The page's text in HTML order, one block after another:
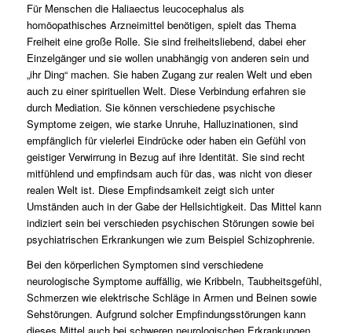
Für Menschen die Haliaectus leucocephalus als
homöopathisches Arzneimittel benötigen, spielt das Thema
Freiheit eine große Rolle. Sie sind freiheitsliebend, dabei eher
Einzelgänger und sie wollen unabhängig von anderen sein und
„ihr Ding“ machen. Sie haben Zugang zur realen Welt und eben
auch zu einer spirituellen Welt. Diese Verbindung erfahren sie
durch Mediation. Sie können verschiedene psychische
Symptome zeigen, wie starke Unruhe, Halluzinationen, sind
empfänglich für vielerlei Eindrücke oder haben ein Gefühl von
geistiger Verwirrung in Bezug auf ihre Identität. Sie sind recht
mitfühlend und empfindsam auch für das, was nicht von dieser
realen Welt ist. Diese Empfindsamkeit zeigt sich unter
Umständen auch in der Gabe der Hellsichtigkeit. Das Mittel kann
indiziert sein bei verschieden psychischen Störungen sowie bei
psychiatrischen Erkrankungen wie zum Beispiel Schizophrenie.
Bei den körperlichen Symptomen sind verschiedene
neurologische Symptome auffällig, wie Kribbeln, Taubheitsgefühl,
Schmerzen wie elektrische Schläge in Armen und Beinen sowie
Sehstörungen. Aufgrund solcher Empfindungsstörungen kann